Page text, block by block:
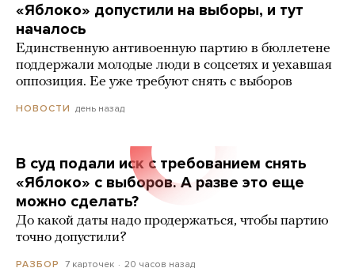
«Яблоко» допустили на выборы, и тут
началось
Единственную антивоенную партию в бюллетене
поддержали молодые люди в соцсетях и уехавшая
оппозиция. Ее уже требуют снять с выборов
НОВОСТИ день назад
В суд подали иск с требованием снять
«Яблоко» с выборов. А разве это еще
можно сделать?
До какой даты надо продержаться, чтобы партию
точно допустили?
РАЗБОР 7 карточек 20 часов назад